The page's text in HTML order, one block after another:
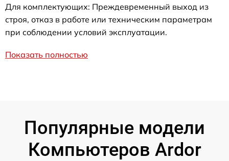
Для комплектующих: Преждевременный выход из
строя, отказ в работе или техническим параметрам
при соблюдении условий эксплуатации.
Показать полностью
Популярные модели
Компьютеров Ardor